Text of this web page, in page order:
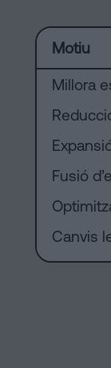
Motiu
Millora
Fusió
Canvis